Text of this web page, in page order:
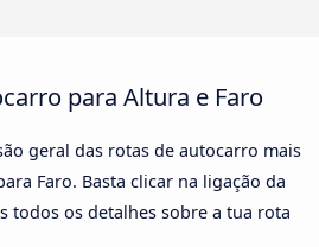
para Altura e Faro
geral das rotas de autocarro mais
Faro. Basta clicar na ligação da
todos os detalhes sobre a tua rota